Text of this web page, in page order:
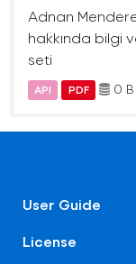
Adnan
hakkında bilgi
seti
API PDF 0 B
User Guide
License